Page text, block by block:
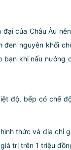
của Châu Âu
nguyên khối
khi nấu
độ, bếp có chế
thức và địa chỉ
trị trên 1 triệu